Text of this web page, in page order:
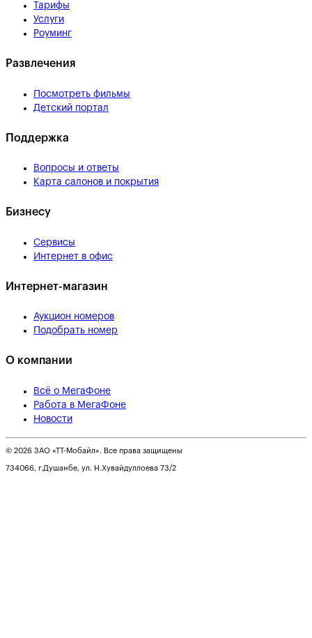
Тарифы
Услуги
Роуминг
Развлечения
Посмотреть фильмы
Детский портал
Поддержка
Вопросы и ответы
Карта салонов и покрытия
Бизнесу
Сервисы
Интернет в офис
Интернет-магазин
Аукцион номеров
Подобрать номер
О компании
Всё о МегаФоне
Работа в МегаФоне
Новости
© 2026 ЗАО «ТТ-Мобайл». Все права защищены
734066, г.Душанбе, ул. Н.Хувайдуллоева 73/2